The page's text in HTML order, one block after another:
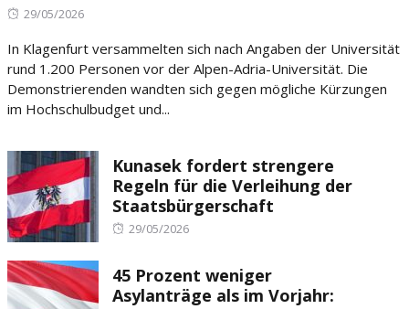
Posted
29/05/2026
In Klagenfurt versammelten sich nach Angaben der Universität
rund 1.200 Personen vor der Alpen-Adria-Universität. Die
Demonstrierenden wandten sich gegen mögliche Kürzungen
im Hochschulbudget und...
Kunasek fordert strengere
Regeln für die Verleihung der
Staatsbürgerschaft
Posted
29/05/2026
45 Prozent weniger
Asylanträge als im Vorjahr: